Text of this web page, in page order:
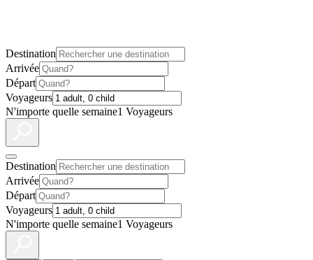
Destination
Arrivée
Départ
Voyageurs
N'importe quelle semaine1 Voyageurs
Destination
Arrivée
Départ
Voyageurs
N'importe quelle semaine1 Voyageurs